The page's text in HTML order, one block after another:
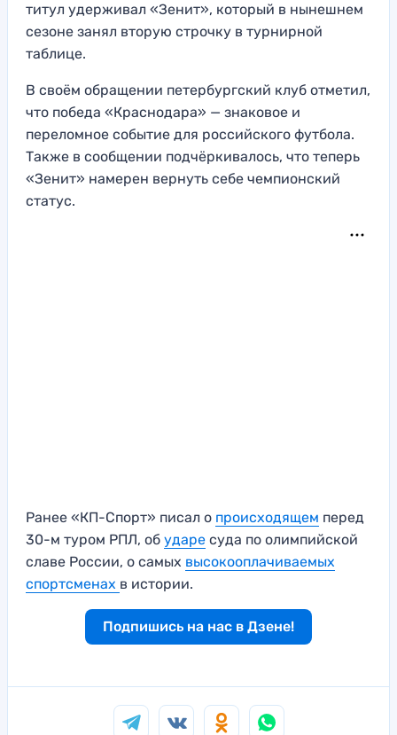
титул удерживал «Зенит», который в нынешнем
сезоне занял вторую строчку в турнирной
таблице.
В своём обращении петербургский клуб отметил,
что победа «Краснодара» — знаковое и
переломное событие для российского футбола.
Также в сообщении подчёркивалось, что теперь
«Зенит» намерен вернуть себе чемпионский
статус.
Ранее «КП-Спорт» писал о происходящем перед
30-м туром РПЛ, об ударе суда по олимпийской
славе России, о самых высокооплачиваемых
спортсменах в истории.
Подпишись на нас в Дзене!